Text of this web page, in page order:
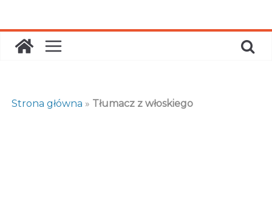
content
Strona główna » Tłumacz z włoskiego